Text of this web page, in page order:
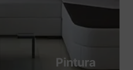
Pintura